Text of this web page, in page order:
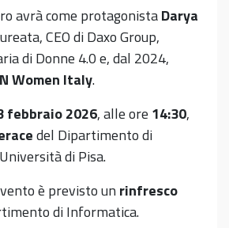
avrà come protagonistaDarya
CEO di Daxo Group,
di Donne 4.0 e, dal 2024,
Women Italy.
febbraio 2026, alle ore 14:30,
del Dipartimento di
di Pisa.
è previsto un rinfresco
di Informatica.